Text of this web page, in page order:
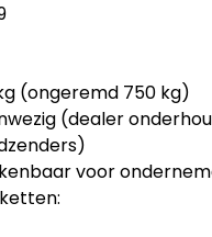
(ongeremd 750 kg)
(dealer
voor